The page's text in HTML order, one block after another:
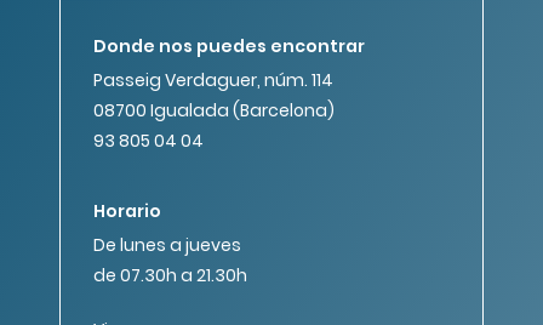
Donde nos puedes encontrar
Passeig Verdaguer, núm. 114
08700 Igualada (Barcelona)
93 805 04 04
Horario
De lunes a jueves
de 07.30h a 21.30h